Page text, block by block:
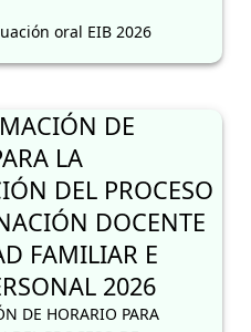
oral EIB 2026
DE
LA
DEL PROCESO
DOCENTE
FAMILIAR E
2026
DE HORARIO PARA